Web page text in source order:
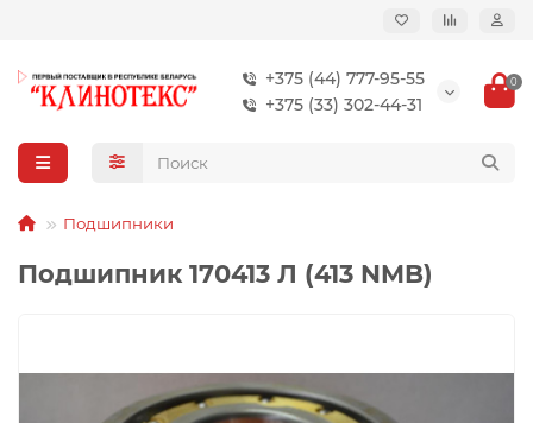
+375 (44) 777-95-55
+375 (33) 302-44-31
0
Подшипники
Подшипник 170413 Л (413 NMB)